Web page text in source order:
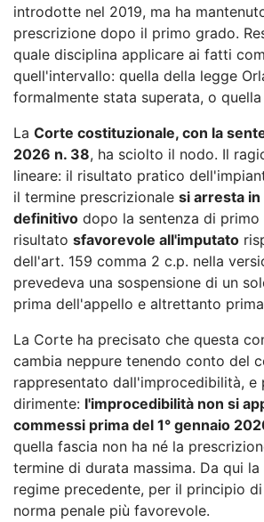
introdotte nel 2019, ma ha
prescrizione dopo il primo grado.
quale disciplina applicare ai fatti
quell'intervallo: quella della legge
formalmente stata superata, o quella
La Corte costituzionale, con la
2026 n. 38, ha sciolto il nodo. Il
lineare: il risultato pratico
il termine prescrizionale si arresta
definitivo dopo la sentenza di primo
risultato sfavorevole all'imputato
dell'art. 159 comma 2 c.p. nella
prevedeva una sospensione di un
prima dell'appello e altrettanto
La Corte ha precisato che questa
cambia neppure tenendo conto del
rappresentato dall'improcedibilità, e
dirimente: l'improcedibilità non si
commessi prima del 1° gennaio
quella fascia non ha né la
termine di durata massima. Da qui
regime precedente, per il principio
norma penale più favorevole.